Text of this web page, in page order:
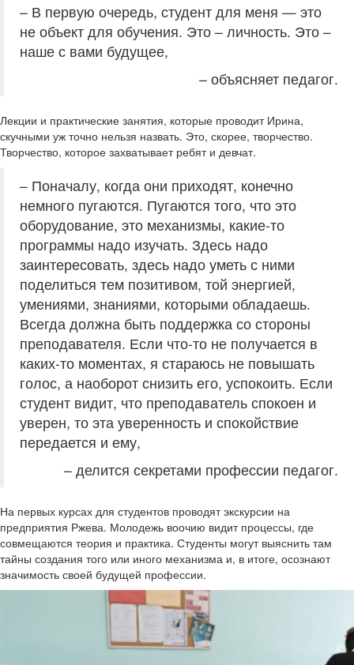
– В первую очередь, студент для меня — это
не объект для обучения. Это – личность. Это –
наше с вами будущее,
– объясняет педагог.
Лекции и практические занятия, которые проводит Ирина,
скучными уж точно нельзя назвать. Это, скорее, творчество.
Творчество, которое захватывает ребят и девчат.
– Поначалу, когда они приходят, конечно
немного пугаются. Пугаются того, что это
оборудование, это механизмы, какие-то
программы надо изучать. Здесь надо
заинтересовать, здесь надо уметь с ними
поделиться тем позитивом, той энергией,
умениями, знаниями, которыми обладаешь.
Всегда должна быть поддержка со стороны
преподавателя. Если что-то не получается в
каких-то моментах, я стараюсь не повышать
голос, а наоборот снизить его, успокоить. Если
студент видит, что преподаватель спокоен и
уверен, то эта уверенность и спокойствие
передается и ему,
– делится секретами профессии педагог.
На первых курсах для студентов проводят экскурсии на
предприятия Ржева. Молодежь воочию видит процессы, где
совмещаются теория и практика. Студенты могут выяснить там
тайны создания того или иного механизма и, в итоге, осознают
значимость своей будущей профессии.